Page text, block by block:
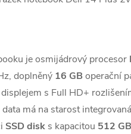
je osmijádrový procesor
doplněný 16 GB operační
displejem s Full HD+
má na starost
SSD disk s kapacitou 512 GB